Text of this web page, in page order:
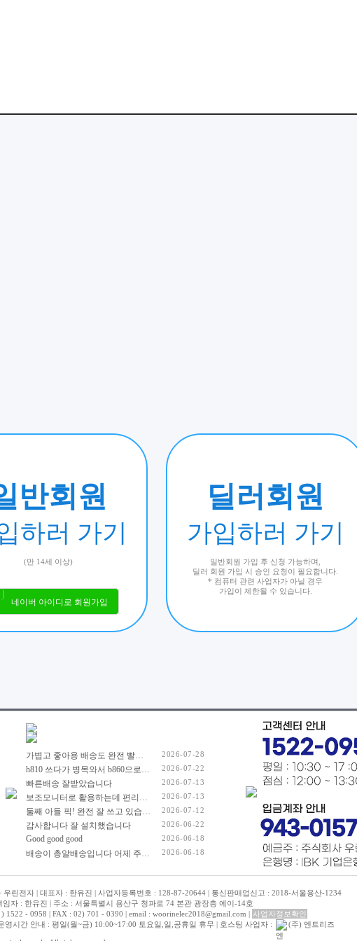
반회원
하러 가기
(만 14세 이상)
네이버 아이디로 회원가입
딜러회원
가입하러 가기
일반회원 가입 후 신청 가능하며,
딜러 회원 가입 시 승인 요청이 필요합니다.
* 컴퓨터 관련 사업자가 아닐 경우
가입이 제한될 수 있습니다.
가볍고 좋아용 배송도 완전 빨리 해주셔서 잘 쓰고 있습니당 2026-07-28
h810 쓰다가 병목와서 b860으로 넘어왔어요. 제품 좋습니다. 가격도요... 2026-07-22
빠른배송 잘받았습니다 2026-07-13
보조모니터로 활용하는데 편리합니다 2026-07-13
둘째 아들 픽! 완전 잘 쓰고 있습니다ㅋㅋ 배송을 얼마나 기다리던지... 하루에 몇번씩ㅋㅋ 배송 확인을ㅋㅋ 쿠* 주문했다 품절되고 추가 금액 좀 들었지만 좋은듯요~ 2026-07-12
감사합니다 잘 설치했습니다 2026-06-22
Good good good 2026-06-18
배송이 총알배송입니다 어제 주문했는데 오늘 바로 도착했습니다 GTX960을 악착같이 쓰다가 고장나서 새로 구입 했는데 좋네요. 2026-06-18
우린전자 | 대표자 : 한유진 | 사업자등록번호 : 128-87-20644 | 통신판매업신고 : 2018-서울용산-1234
임자 : 한유진 | 주소 : 서울특별시 용산구 청파로 74 본관 광장층 에이-14호
1522 - 0958 | FAX : 02) 701 - 0390 | email : woorinelec2018@gmail.com | 사업자정보확인
영시간 안내 : 평일(월~금) 10:00~17:00 토요일,일,공휴일 휴무 | 호스팅 사업자 :
(주) 엔트리즈